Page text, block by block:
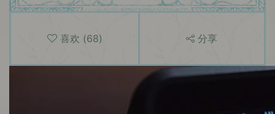
喜欢 (68) 分享